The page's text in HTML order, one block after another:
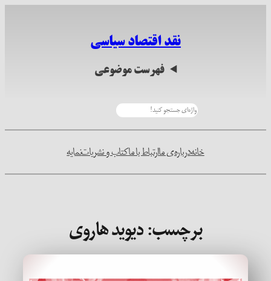
نقد اقتصاد سیاسی
فهرست موضوعی
خانهدرباره‌ی ماارتباط با ماکتاب و نشریاتنمایه
برچسب:دیوید هاروی